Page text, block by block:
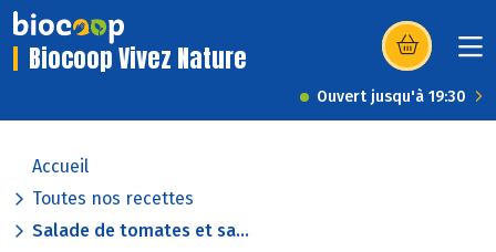
Biocoop Vivez Nature (s’ouvre dans
Ouvert jusqu'à 19:30
Accueil
Toutes nos recettes
Salade de tomates et sa...